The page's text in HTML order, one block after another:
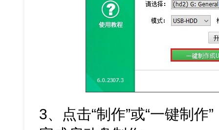
3、点击“制作”或“一键制作